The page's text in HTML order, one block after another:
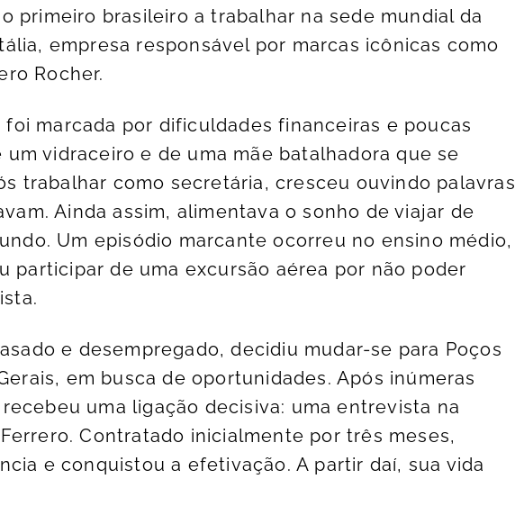
primeiro brasileiro a trabalhar na sede mundial da
empresa responsável por marcas icônicas como
Rocher.
foi marcada por dificuldades financeiras e poucas
vidraceiro e de uma mãe batalhadora que se
trabalhar como secretária, cresceu ouvindo palavras
Ainda assim, alimentava o sonho de viajar de
Um episódio marcante ocorreu no ensino médio,
participar de uma excursão aérea por não poder
e desempregado, decidiu mudar-se para Poços
em busca de oportunidades. Após inúmeras
uma ligação decisiva: uma entrevista na
Contratado inicialmente por três meses,
e conquistou a efetivação. A partir daí, sua vida